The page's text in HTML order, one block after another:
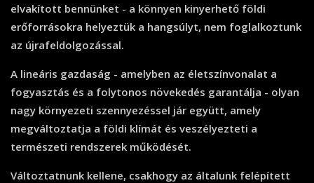
elvakított bennünket - a könnyen kinyerhető földi
erőforrásokra helyeztük a hangsúlyt, nem foglalkoztunk
az újrafeldolgozással.
A lineáris gazdaság - amelyben az életszínvonalat a
fogyasztás és a folytonos növekedés garantálja - olyan
nagy környezeti szennyezéssel jár együtt, amely
megváltoztatja a földi klímát és veszélyezteti a
természeti rendszerek működését.
Változtatnunk kellene, csakhogy az általunk felépített